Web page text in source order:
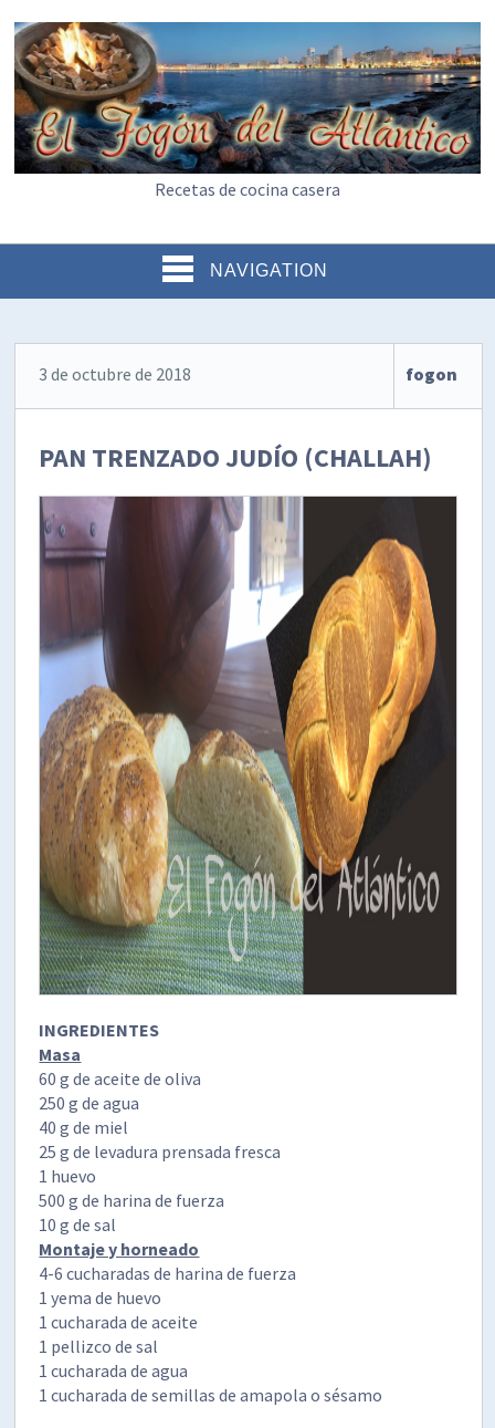
Recetas de cocina casera
NAVIGATION
3 de octubre de 2018 fogon
PAN TRENZADO JUDÍO (CHALLAH)
INGREDIENTES
Masa
60 g de aceite de oliva
250 g de agua
40 g de miel
25 g de levadura prensada fresca
1 huevo
500 g de harina de fuerza
10 g de sal
Montaje y horneado
4-6 cucharadas de harina de fuerza
1 yema de huevo
1 cucharada de aceite
1 pellizco de sal
1 cucharada de agua
1 cucharada de semillas de amapola o sésamo